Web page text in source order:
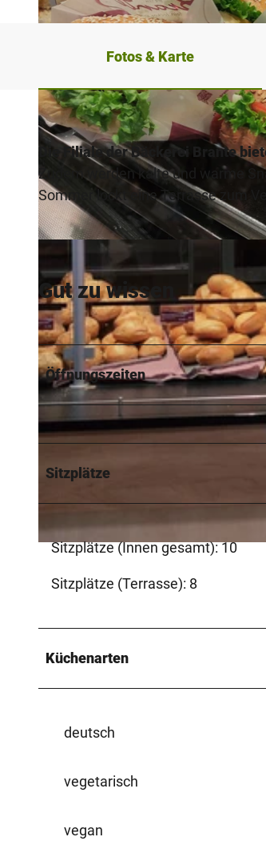
© Vlotho Marketing GmbH - Peer Sonntag |CC-BY-SA
© Vlotho Marketing GmbH - Peer Sonntag |
Fotos & Karte
Die Filiale der Bäckerei Brante
Zudem werden kalte und warme
Sommer lockt eine Terrasse zum
Gut zu wissen
Öffnungszeiten
Sitzplätze
Sitzplätze (Innen gesamt): 10
Sitzplätze (Terrasse): 8
Küchenarten
deutsch
vegetarisch
vegan